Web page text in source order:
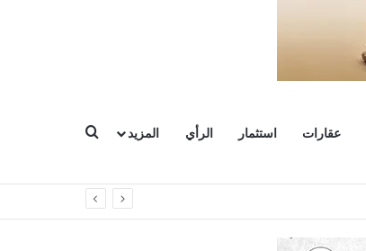
عقارات استثمار الرأي المزيد